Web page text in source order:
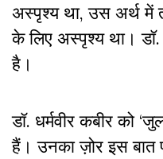
अस्पृश्य था, उस अर्थ में
के लिए अस्पृश्य था। डॉ.
है।
डॉ. धर्मवीर कबीर को
हैं। उनका ज़ोर इस बात